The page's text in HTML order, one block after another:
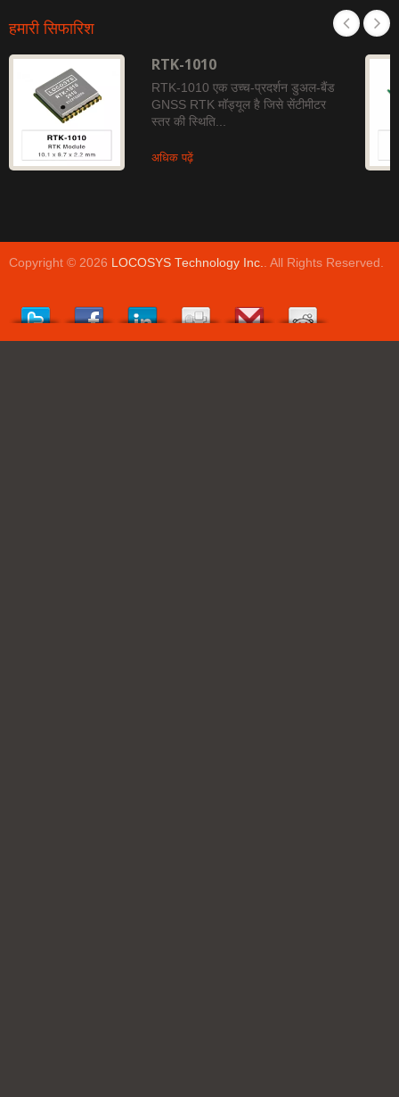
हमारी सिफारिश
RTK-1010
RTK-1010 एक उच्च-प्रदर्शन डुअल-बैंड
GNSS RTK मॉड्यूल है जिसे सेंटीमीटर
स्तर की स्थिति...
अधिक पढ़ें
Copyright © 2026 LOCOSYS Technology Inc. . All Rights Reserved.